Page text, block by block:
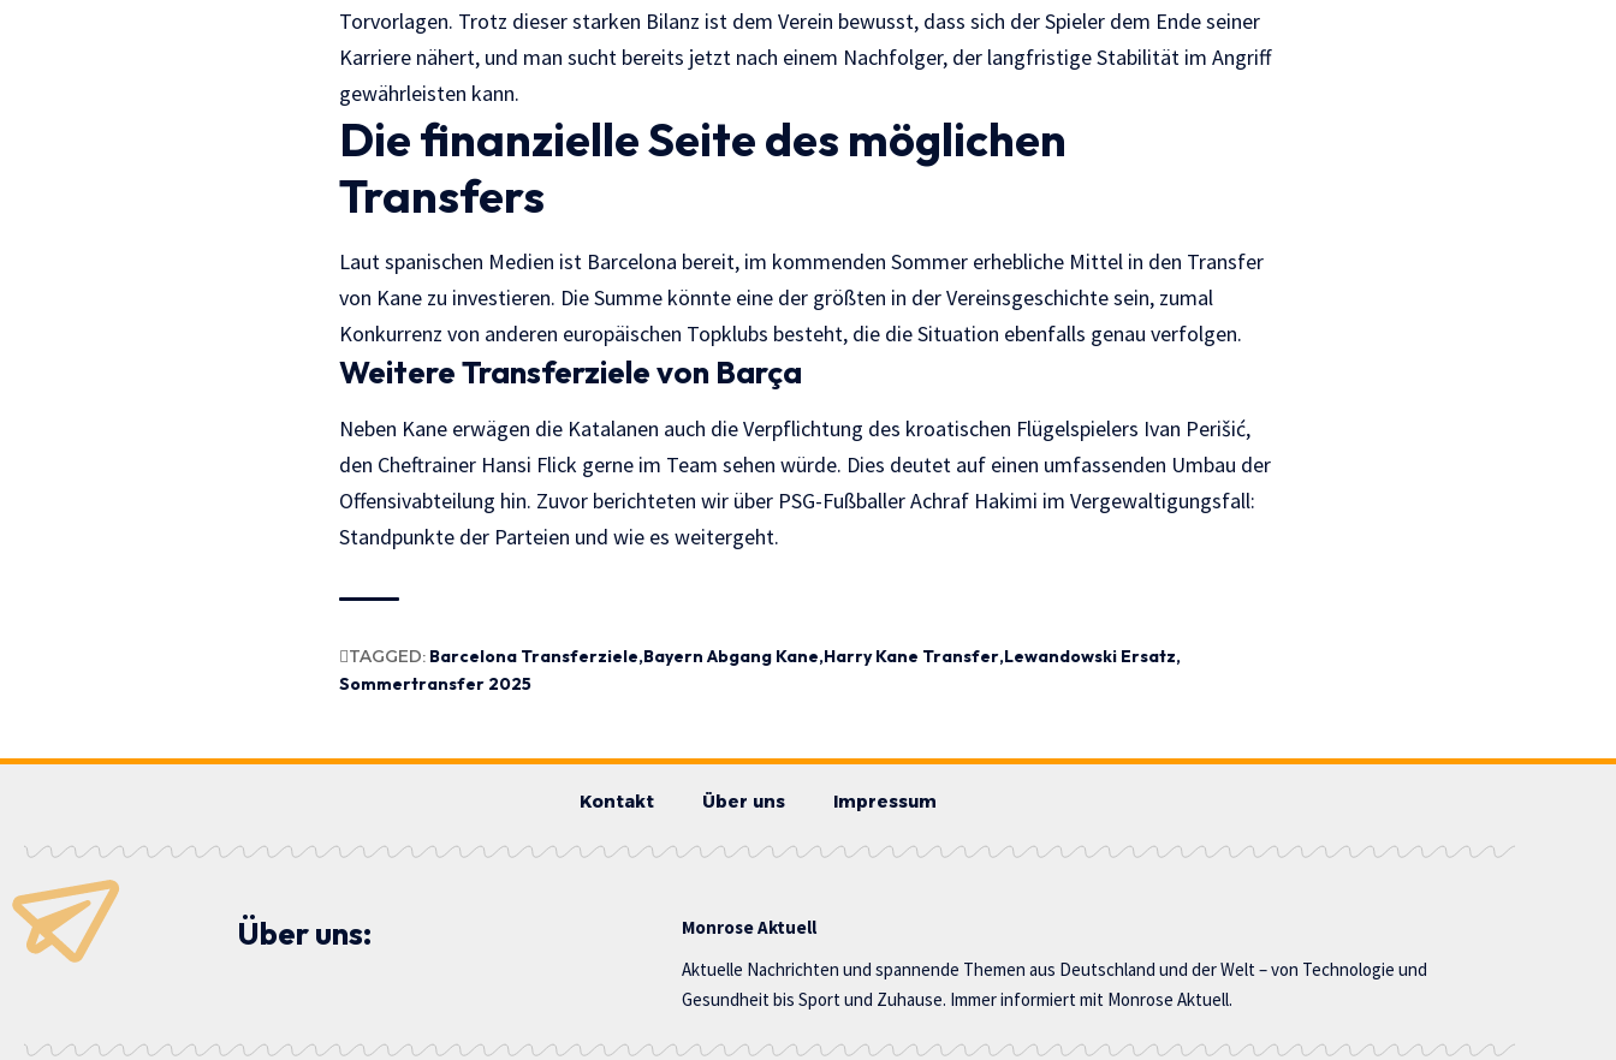
Torvorlagen. Trotz dieser starken Bilanz ist dem Verein bewusst, dass sich der Spieler dem Ende seiner
Karriere nähert, und man sucht bereits jetzt nach einem Nachfolger, der langfristige Stabilität im Angriff
gewährleisten kann.
Die finanzielle Seite des möglichen
Transfers
Laut spanischen Medien ist Barcelona bereit, im kommenden Sommer erhebliche Mittel in den Transfer
von Kane zu investieren. Die Summe könnte eine der größten in der Vereinsgeschichte sein, zumal
Konkurrenz von anderen europäischen Topklubs besteht, die die Situation ebenfalls genau verfolgen.
Weitere Transferziele von Barça
Neben Kane erwägen die Katalanen auch die Verpflichtung des kroatischen Flügelspielers Ivan Perišić,
den Cheftrainer Hansi Flick gerne im Team sehen würde. Dies deutet auf einen umfassenden Umbau der
Offensivabteilung hin. Zuvor berichteten wir über PSG-Fußballer Achraf Hakimi im Vergewaltigungsfall:
Standpunkte der Parteien und wie es weitergeht.
TAGGED: Barcelona Transferziele Bayern Abgang Kane Harry Kane Transfer Lewandowski Ersatz
Sommertransfer 2025
Kontakt Über uns Impressum
Über uns:
Monrose Aktuell
Aktuelle Nachrichten und spannende Themen aus Deutschland und der Welt – von Technologie und
Gesundheit bis Sport und Zuhause. Immer informiert mit Monrose Aktuell.